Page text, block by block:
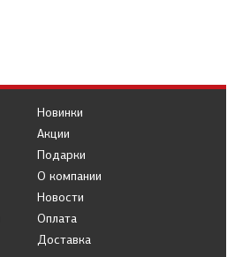
Новинки
Акции
Подарки
О компании
Новости
Оплата
Доставка